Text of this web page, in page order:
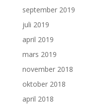
september 2019
juli 2019
april 2019
mars 2019
november 2018
oktober 2018
april 2018